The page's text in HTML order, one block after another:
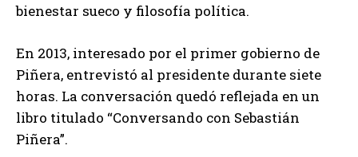
bienestar sueco y filosofía política.
En 2013, interesado por el primer gobierno de
Piñera, entrevistó al presidente durante siete
horas. La conversación quedó reflejada en un
libro titulado “Conversando con Sebastián
Piñera”.